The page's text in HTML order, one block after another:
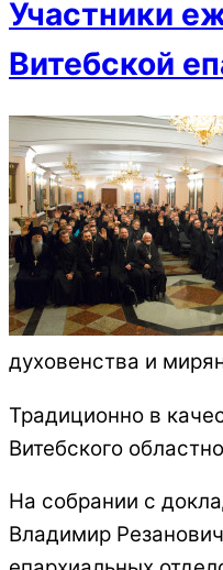
Участники
Витебской
духовенства и
Традиционно в
Витебского
На собрании с
Владимир